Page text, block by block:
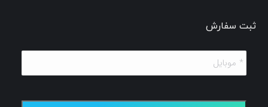
ثبت سفارش
*
موبایل *